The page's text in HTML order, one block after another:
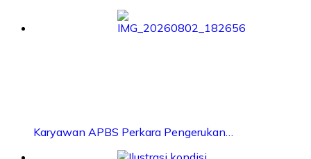
Karyawan APBS Perkara Pengerukan…